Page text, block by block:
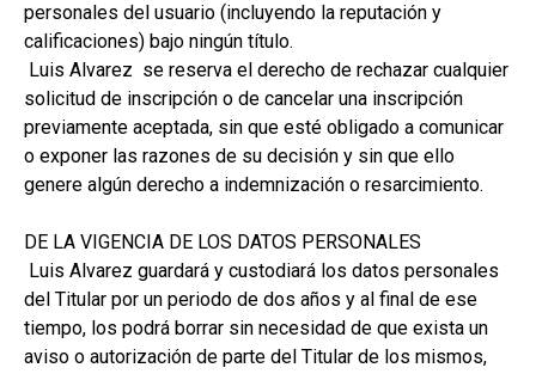
personales del usuario (incluyendo la reputación y
calificaciones) bajo ningún título.
Luis Alvarez se reserva el derecho de rechazar cualquier
solicitud de inscripción o de cancelar una inscripción
previamente aceptada, sin que esté obligado a comunicar
o exponer las razones de su decisión y sin que ello
genere algún derecho a indemnización o resarcimiento.
DE LA VIGENCIA DE LOS DATOS PERSONALES
Luis Alvarez guardará y custodiará los datos personales
del Titular por un periodo de dos años y al final de ese
tiempo, los podrá borrar sin necesidad de que exista un
aviso o autorización de parte del Titular de los mismos,